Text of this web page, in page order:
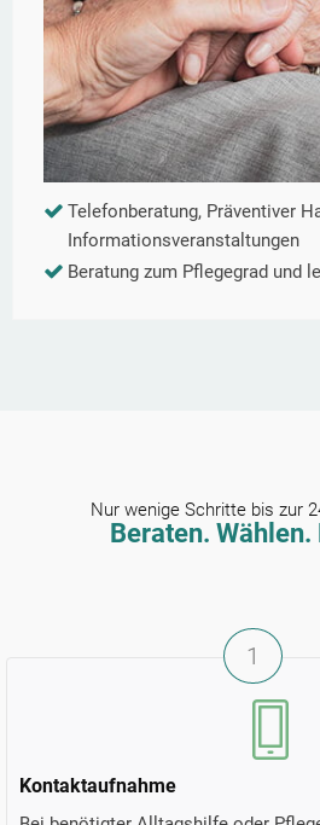
Telefonberatung, Präventiver
Informationsveranstaltungen
Beratung zum Pflegegrad und
Nur wenige Schritte bis zur
Beraten.
Kontaktaufnahme
1